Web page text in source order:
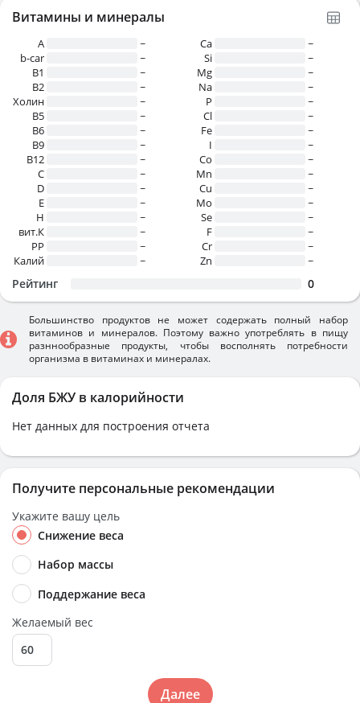
Витамины и минералы
A
~
b-car
~
В1
~
B2
~
Холин
~
B5
~
B6
~
B9
~
B12
~
C
~
D
~
E
~
H
~
вит.К
~
PP
~
Калий
~
Ca
~
Si
~
Mg
~
Na
~
P
~
Cl
~
Fe
~
I
~
Co
~
Mn
~
Cu
~
Mo
~
Se
~
F
~
Cr
~
Zn
~
Рейтинг 0
Большинство продуктов не может содержать полный набор
витаминов и минералов. Поэтому важно употреблять в пищу
разннообразные продукты, чтобы восполнять потребности
организма в витаминах и минералах.
Доля БЖУ в калорийности
Нет данных для построения отчета
Получите персональные рекомендации
Укажите вашу цель
Снижение веса
Набор массы
Поддержание веса
Желаемый вес
Далее